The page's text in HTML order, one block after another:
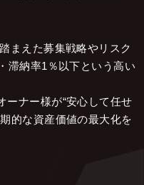
まえた募集戦略やリスク
滞納率1％以下という高い
ーナー様が“安心して任せ
的な資産価値の最大化を